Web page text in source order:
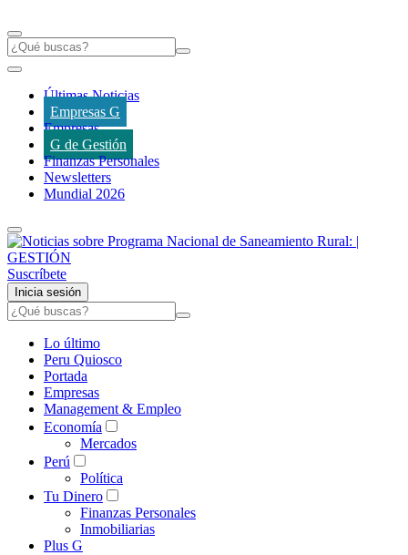
Últimas Noticias
Empresas G
Empresas
G de Gestión
Finanzas Personales
Newsletters
Mundial 2026
Suscríbete
Inicia sesión
Lo último
Peru Quiosco
Portada
Empresas
Management & Empleo
Economía
Mercados
Perú
Política
Tu Dinero
Finanzas Personales
Inmobiliarias
Plus G